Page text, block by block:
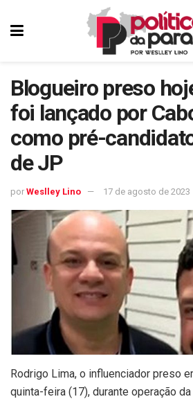
Blogueiro preso
foi lançado por
como pré-
de JP
por Weslley Lino 17 de agosto de 2023
Rodrigo Lima, o influenciador preso
quinta-feira (17), durante operação